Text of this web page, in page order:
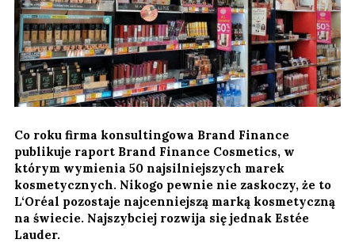
Co roku firma konsultingowa Brand Finance
publikuje raport Brand Finance Cosmetics, w
którym wymienia 50 najsilniejszych marek
kosmetycznych. Nikogo pewnie nie zaskoczy, że to
L‘Oréal pozostaje najcenniejszą marką kosmetyczną
na świecie. Najszybciej rozwija się jednak Estée
Lauder.